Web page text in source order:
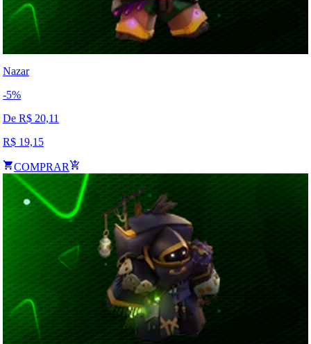
Nazar
-5%
De R$ 20,11
R$ 19,15
COMPRAR